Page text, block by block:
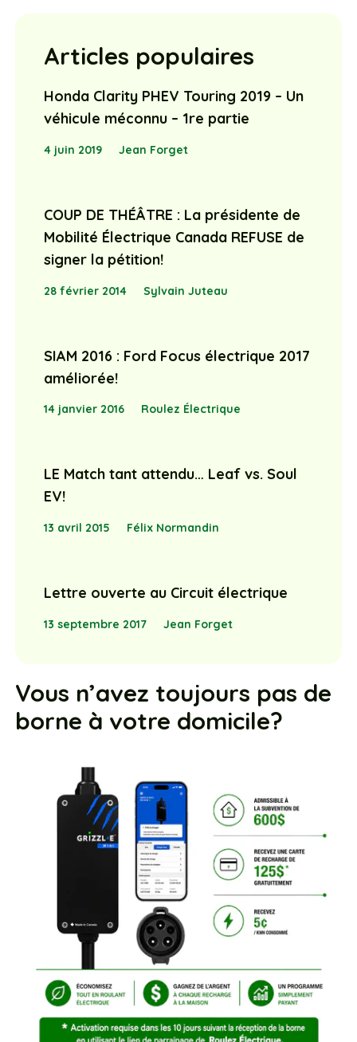
Articles populaires
Honda Clarity PHEV Touring 2019 – Un
véhicule méconnu – 1re partie
4 juin 2019 Jean Forget
COUP DE THÉÂTRE : La présidente de
Mobilité Électrique Canada REFUSE de
signer la pétition!
28 février 2014 Sylvain Juteau
SIAM 2016 : Ford Focus électrique 2017
améliorée!
14 janvier 2016 Roulez Électrique
LE Match tant attendu… Leaf vs. Soul
EV!
13 avril 2015 Félix Normandin
Lettre ouverte au Circuit électrique
13 septembre 2017 Jean Forget
Vous n’avez toujours pas de
borne à votre domicile?